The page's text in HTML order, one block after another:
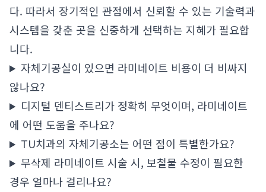
다. 따라서 장기적인 관점에서 신뢰할 수 있는 기술력과
시스템을 갖춘 곳을 신중하게 선택하는 지혜가 필요합
니다.
자체기공실이 있으면 라미네이트 비용이 더 비싸지
않나요?
디지털 덴티스트리가 정확히 무엇이며, 라미네이트
에 어떤 도움을 주나요?
TU치과의 자체기공소는 어떤 점이 특별한가요?
무삭제 라미네이트 시술 시, 보철물 수정이 필요한
경우 얼마나 걸리나요?